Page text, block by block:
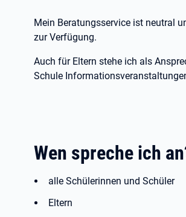
Mein Beratungsservice ist neutral
zur Verfügung.
Auch für Eltern stehe ich als
Schule
Wen spreche ich
alle Schülerinnen und Schüler
Eltern